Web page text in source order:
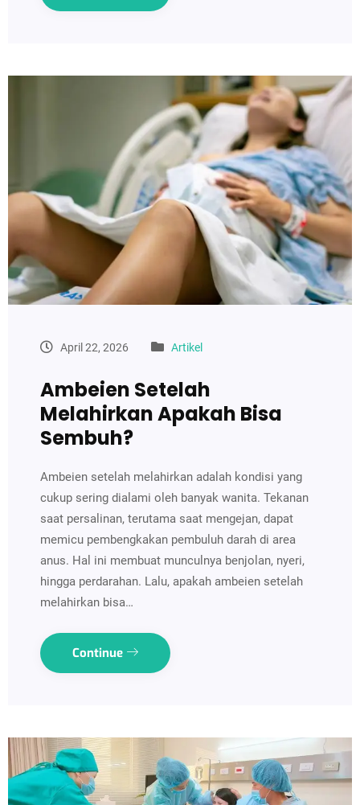
April 22, 2026 Artikel
Ambeien Setelah
Melahirkan Apakah Bisa
Sembuh?
Ambeien setelah melahirkan adalah kondisi yang
cukup sering dialami oleh banyak wanita. Tekanan
saat persalinan, terutama saat mengejan, dapat
memicu pembengkakan pembuluh darah di area
anus. Hal ini membuat munculnya benjolan, nyeri,
hingga perdarahan. Lalu, apakah ambeien setelah
melahirkan bisa…
Continue